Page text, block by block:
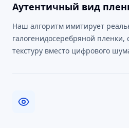
Аутентичный вид
Наш алгоритм имитирует
галогенидосеребряной пленки,
текстуру вместо цифрового